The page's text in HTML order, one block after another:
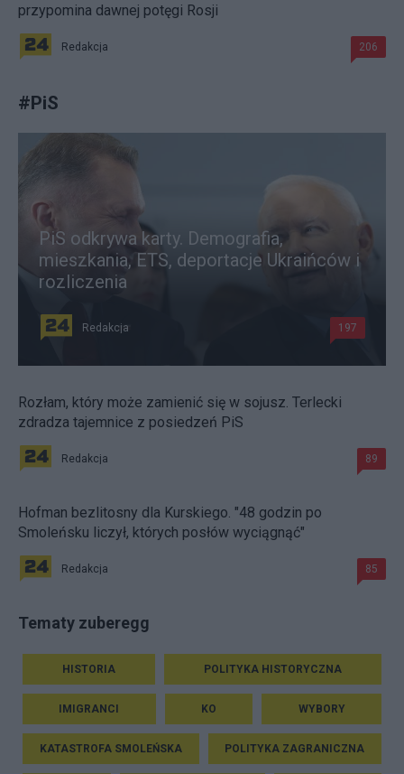
przypomina dawnej potęgi Rosji
Redakcja 206
#PiS
PiS odkrywa karty. Demografia,
mieszkania, ETS, deportacje Ukraińców i
rozliczenia
Redakcja 197
Rozłam, który może zamienić się w sojusz. Terlecki
zdradza tajemnice z posiedzeń PiS
Redakcja 89
Hofman bezlitosny dla Kurskiego. "48 godzin po
Smoleńsku liczył, których posłów wyciągnąć"
Redakcja 85
Tematy zuberegg
HISTORIA POLITYKA HISTORYCZNA
IMIGRANCI KO WYBORY
KATASTROFA SMOLEŃSKA POLITYKA ZAGRANICZNA